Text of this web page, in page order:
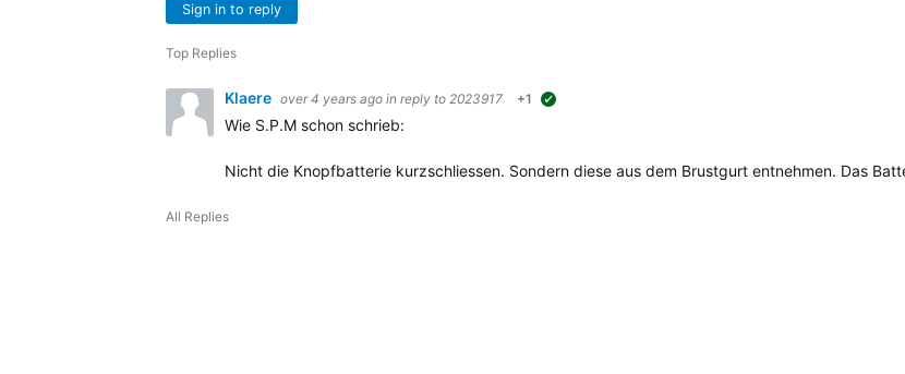
Sign in to reply
Top Replies
Klaere over 4 years ago in reply to 2023917 +1
Wie S.P.M schon schrieb:
Nicht die Knopfbatterie kurzschliessen. Sondern diese aus dem Brustgurt entnehmen. Das
All Replies